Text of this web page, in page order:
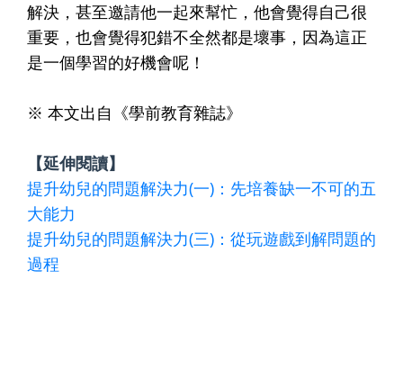
解決，甚至邀請他一起來幫忙，他會覺得自己很
重要，也會覺得犯錯不全然都是壞事，因為這正
是一個學習的好機會呢！
※ 本文出自《學前教育雜誌》
【延伸閱讀】
提升幼兒的問題解決力(一)：先培養缺一不可的五
大能力
提升幼兒的問題解決力(三)：從玩遊戲到解問題的
過程